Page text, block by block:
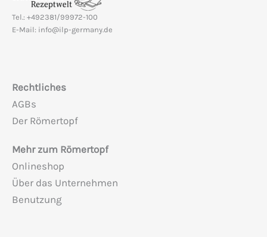
Tel.: +492381/99972-100
E-Mail: info@ilp-germany.de
Rechtliches
AGBs
Der Römertopf
Mehr zum Römertopf
Onlineshop
Über das Unternehmen
Benutzung